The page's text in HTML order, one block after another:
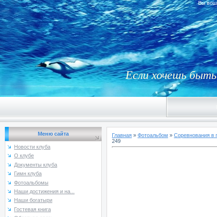
Вы
Если хочешь быть
Меню сайта
Новости клуба
О клубе
Документы клуба
Гимн клуба
Фотоальбомы
Наши достижения и на...
Наши богатыри
Гостевая книга
Главная » Фотоальбом » Соревнования в
249